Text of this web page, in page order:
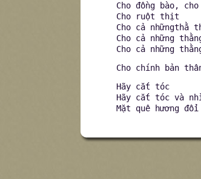
Cho đồng bào,
Cho ruột thịt
Cho cả nhữngthằ
Cho cả những
Cho cả những
Cho chính bản
Hãy cắt tóc
Hãy cắt tóc và
Mặt quê hương